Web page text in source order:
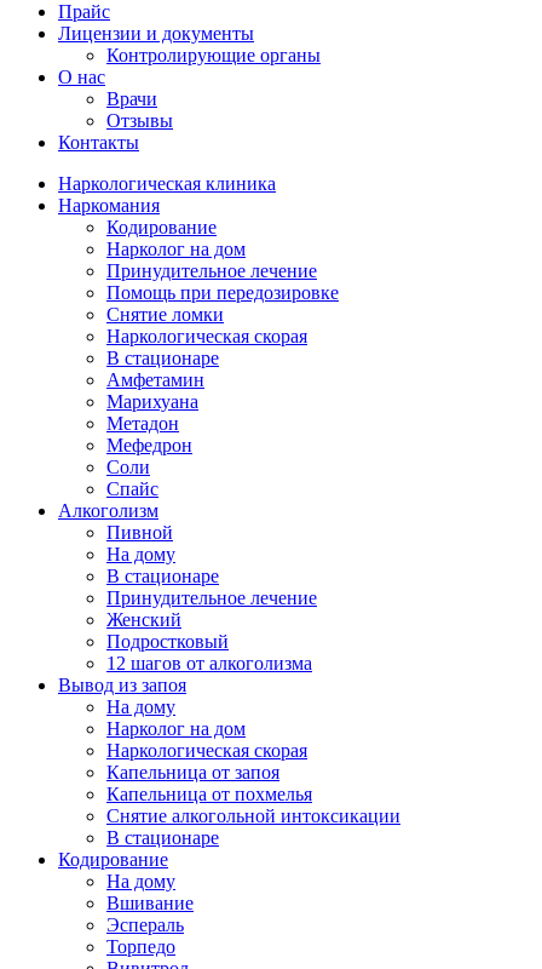
Прайс
Лицензии и документы
Контролирующие органы
О нас
Врачи
Отзывы
Контакты
Наркологическая клиника
Наркомания
Кодирование
Нарколог на дом
Принудительное лечение
Помощь при передозировке
Снятие ломки
Наркологическая скорая
В стационаре
Амфетамин
Марихуана
Метадон
Мефедрон
Соли
Спайс
Алкоголизм
Пивной
На дому
В стационаре
Принудительное лечение
Женский
Подростковый
12 шагов от алкоголизма
Вывод из запоя
На дому
Нарколог на дом
Наркологическая скорая
Капельница от запоя
Капельница от похмелья
Снятие алкогольной интоксикации
В стационаре
Кодирование
На дому
Вшивание
Эспераль
Торпедо